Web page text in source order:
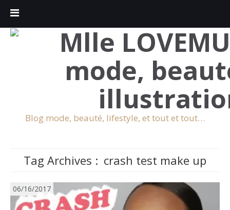
Blog mode, beauté, lifestyle, et tout et tout…
Tag Archives : crash test make up
06/16/2017